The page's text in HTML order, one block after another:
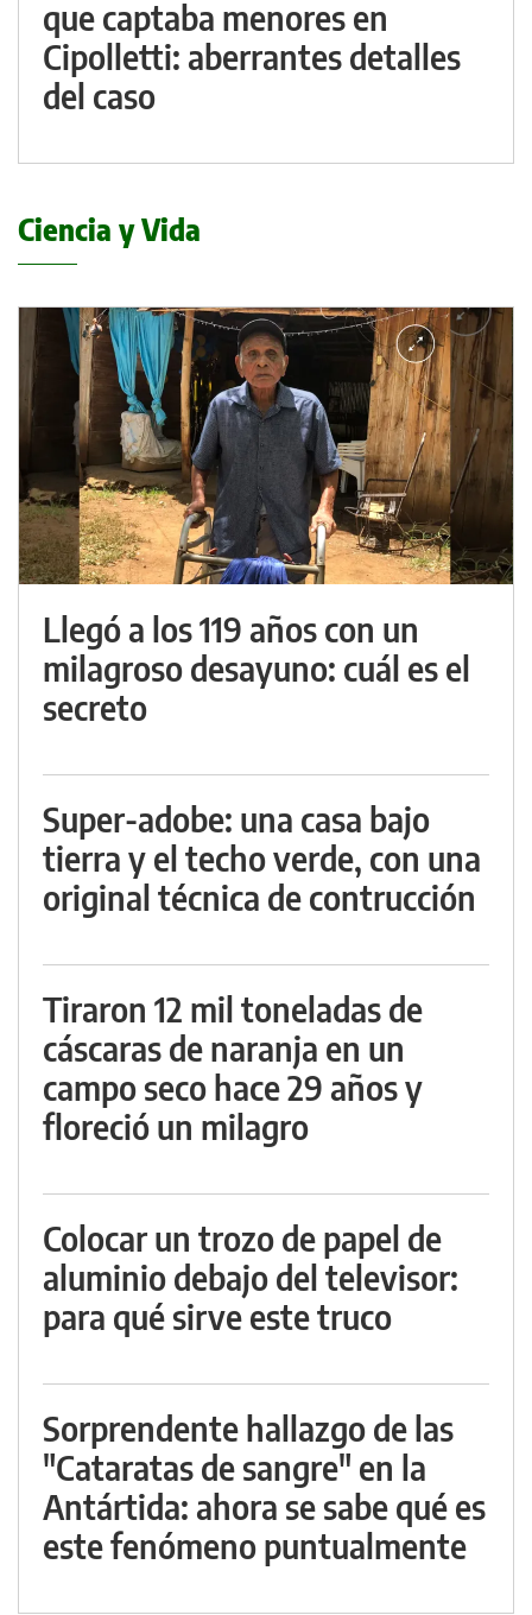
que captaba menores en
Cipolletti: aberrantes detalles
del caso
Ciencia y Vida
Llegó a los 119 años con un
milagroso desayuno: cuál es el
secreto
Super-adobe: una casa bajo
tierra y el techo verde, con una
original técnica de contrucción
Tiraron 12 mil toneladas de
cáscaras de naranja en un
campo seco hace 29 años y
floreció un milagro
Colocar un trozo de papel de
aluminio debajo del televisor:
para qué sirve este truco
Sorprendente hallazgo de las
"Cataratas de sangre" en la
Antártida: ahora se sabe qué es
este fenómeno puntualmente